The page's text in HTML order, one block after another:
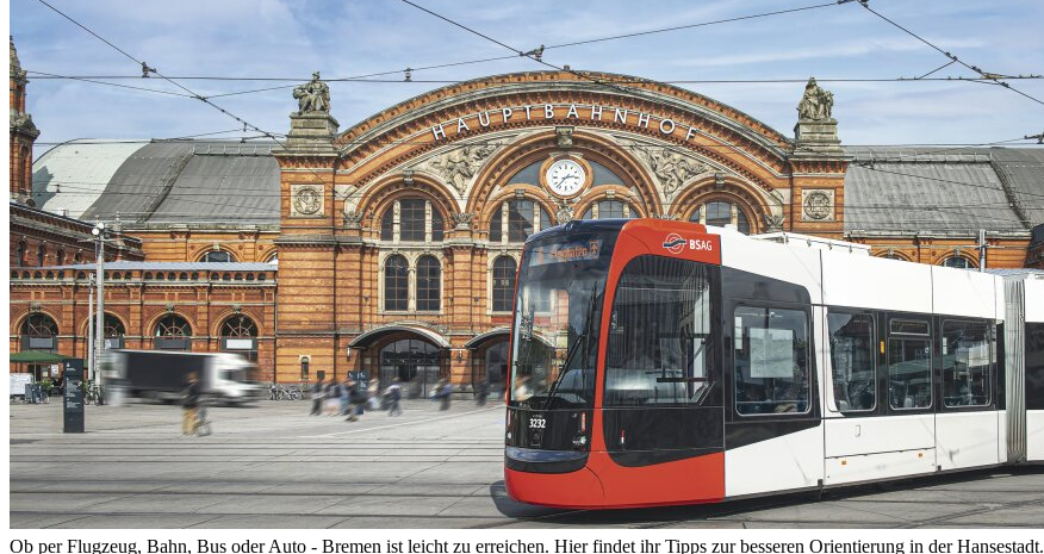
Ob per Flugzeug, Bahn, Bus oder Auto - Bremen ist leicht zu erreichen. Hier findet ihr Tipps zur besseren Orientierung in der Hansestadt.